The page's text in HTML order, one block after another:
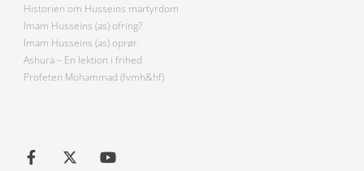
Historien om Husseins martyrdom
Imam Husseins (as) ofring?
Imam Husseins (as) oprør
Ashura – En lektion i frihed
Profeten Mohammad (fvmh&hf)